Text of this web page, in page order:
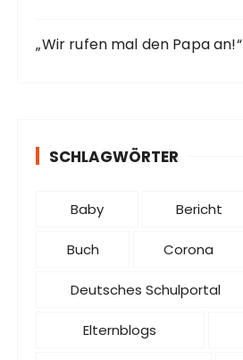
„Wir rufen mal den Papa an!“
SCHLAGWÖRTER
Baby Bericht
Buch Corona
Deutsches Schulportal
Elternblogs